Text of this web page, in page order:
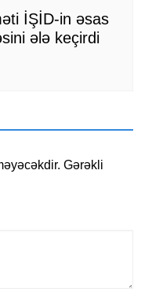
İŞİD-in əsas
ələ keçirdi
Gərəkli